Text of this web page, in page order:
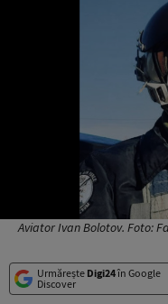
Aviator Ivan Bolotov. Foto:
Urmărește Digi24în Google
Discover